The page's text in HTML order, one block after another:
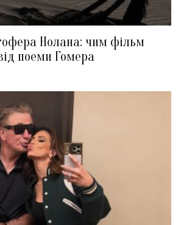
Нолана: чим фільм
поеми Гомера